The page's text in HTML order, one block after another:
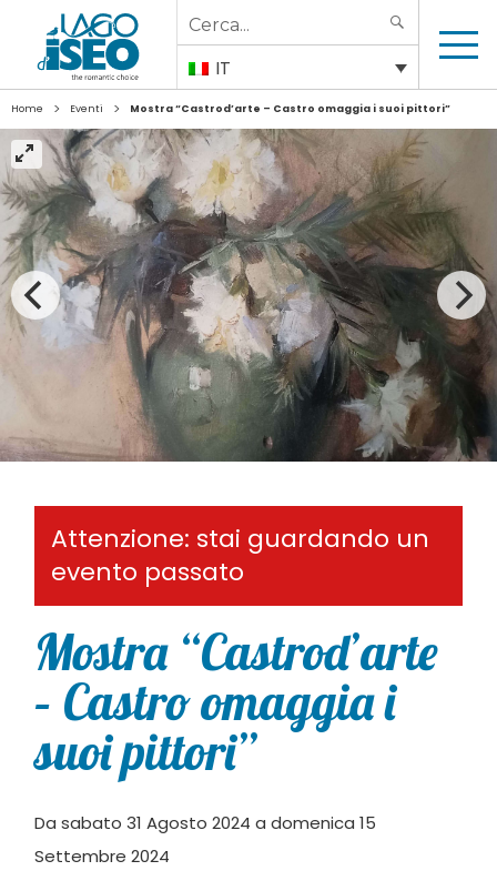
Search
for:
IT
Home > Eventi > Mostra “Castrod’arte – Castro omaggia i suoi pittori”
Attenzione: stai guardando un
evento passato
Mostra “Castrod’arte
– Castro omaggia i
suoi pittori”
Da sabato 31 Agosto 2024 a domenica 15
Settembre 2024